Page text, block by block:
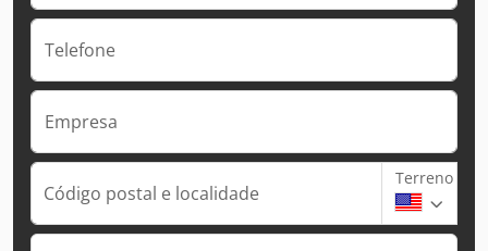
Telefone
Empresa
Código postal e localidade
Terreno